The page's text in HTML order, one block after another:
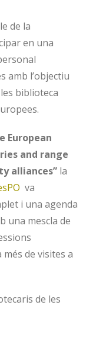
de la
en una
amb l’objectiu
biblioteca
European
and range
alliances” la
va
i una agenda
una mescla de
de visites a
de les